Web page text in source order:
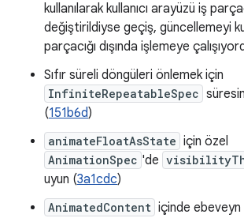
kullanılarak kullanıcı arayüzü iş
değiştirildiyse geçiş, güncellemeyi
parçacığı dışında işlemeye
Sıfır süreli döngüleri önlemek için
InfiniteRepeatableSpec
(151b6d)
animateFloatAsState için özel
AnimationSpec 'de
uyun (3a1cdc)
AnimatedContent içinde